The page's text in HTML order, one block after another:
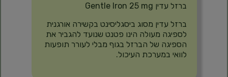
ברזל עדין Gentle Iron 25 mg
ברזל עדין מסוג ביסגליסינט בקשירה אורגנית
לספיגה מעולה הינו פטנט שנועד להגביר את
הספיגה של הברזל בגוף מבלי לעורר תופעות
לוואי במערכת העיכול.